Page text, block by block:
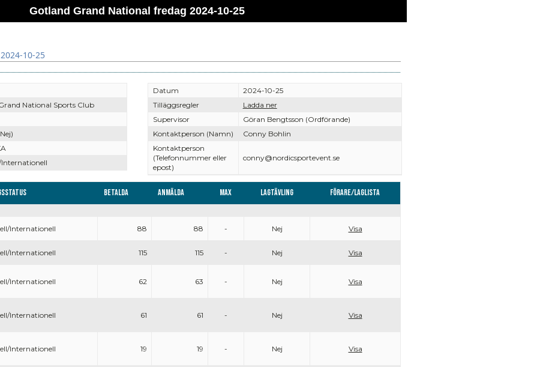
Gotland Grand National fredag 2024-10-25
10-25
National Sports Club
Datum
2024-10-25
Tilläggsregler
Ladda ner
Supervisor
Göran Bengtsson (Ordförande)
Kontaktperson (Namn)
Conny Bohlin
Kontaktperson
(Telefonnummer eller
epost)
conny@nordicsportevent.se
Betalda Anmälda Max Lagtävling Förare/Laglista
Internationell 88 88 - Nej Visa
Internationell 115 115 - Nej Visa
Internationell 62 63 - Nej Visa
Internationell 61 61 - Nej Visa
Internationell 19 19 - Nej Visa